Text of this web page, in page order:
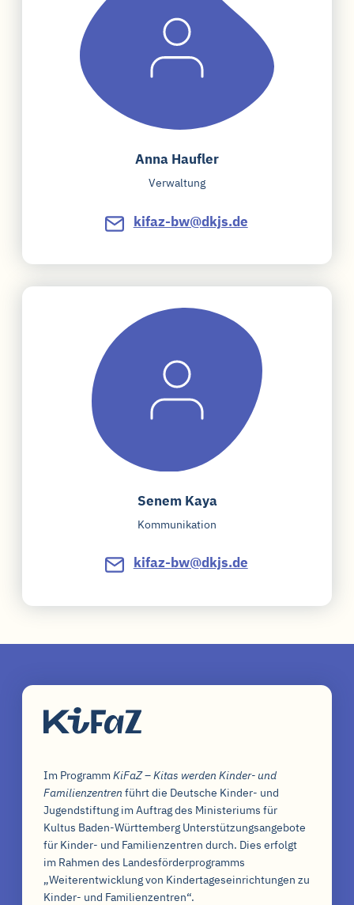
Anna Haufler
Verwaltung
kifaz-bw@dkjs.de
Senem Kaya
Kommunikation
kifaz-bw@dkjs.de
Im ProgrammKiFaZ – Kitas werden Kinder- und
Familienzentren führt die Deutsche Kinder- und
Jugendstiftung im Auftrag des Ministeriums für
Kultus Baden-Württemberg Unterstützungsangebote
für Kinder- und Familienzentren durch. Dies erfolgt
im Rahmen des Landesförderprogramms
„Weiterentwicklung von Kindertageseinrichtungen zu
Kinder- und Familienzentren“.